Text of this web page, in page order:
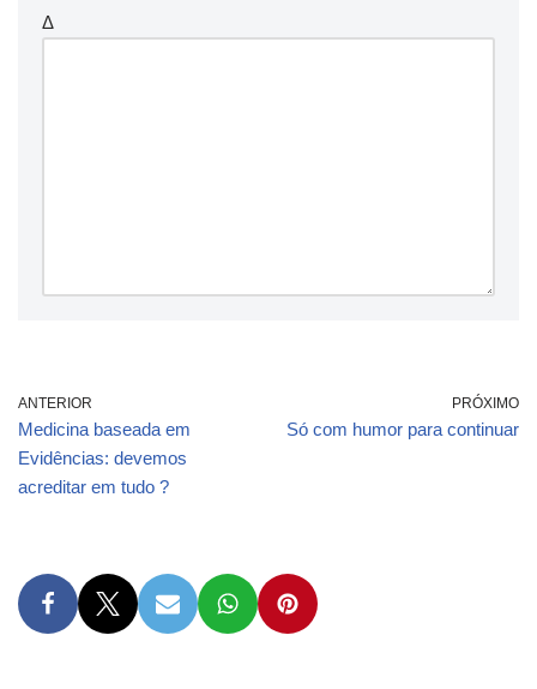
Δ
ANTERIOR
Medicina baseada em
Evidências: devemos
acreditar em tudo ?
PRÓXIMO
Só com humor para continuar